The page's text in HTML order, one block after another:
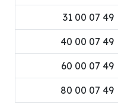
49 07 00 31
49 07 00 40
49 07 00 60
49 07 00 80